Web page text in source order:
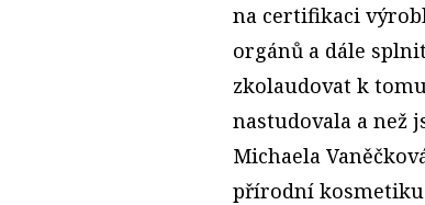
na certifikaci
orgánů a dále
zkolaudovat k
nastudovala a než
Michaela
přírodní